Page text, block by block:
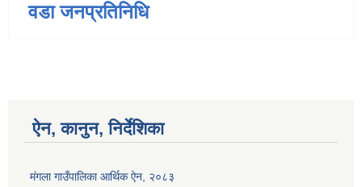
वडा जनप्रतिनिधि
ऐन, कानुन, निर्देशिका
मंगला गाउँपालिका आर्थिक ऐन, २०८३